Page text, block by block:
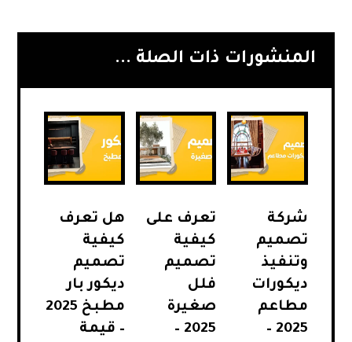
المنشورات ذات الصلة ...
شركة
تصميم
وتنفيذ
ديكورات
مطاعم
2025 –
تعرف على
كيفية
تصميم
فلل
صغيرة
2025 –
هل تعرف
كيفية
تصميم
ديكور بار
مطبخ 2025
– قيمة